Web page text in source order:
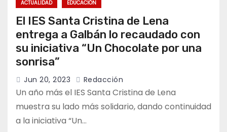
ACTUALIDAD EDUCACIÓN
El IES Santa Cristina de Lena
entrega a Galbán lo recaudado con
su iniciativa “Un Chocolate por una
sonrisa”
Jun 20, 2023 Redacción
Un año más el IES Santa Cristina de Lena
muestra su lado más solidario, dando continuidad
a la iniciativa “Un…